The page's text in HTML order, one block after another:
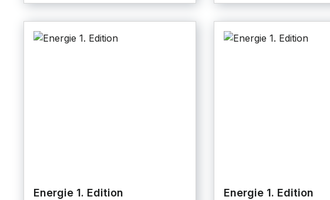
Energie 1. Edition Energie 1. Edition